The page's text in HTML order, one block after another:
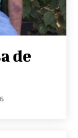
de